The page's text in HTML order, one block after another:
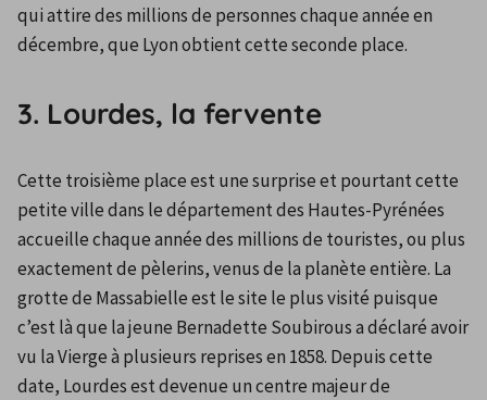
qui attire des millions de personnes chaque année en
décembre, que Lyon obtient cette seconde place.
3. Lourdes, la fervente
Cette troisième place est une surprise et pourtant cette
petite ville dans le département des Hautes-Pyrénées
accueille chaque année des millions de touristes, ou plus
exactement de pèlerins, venus de la planète entière. La
grotte de Massabielle est le site le plus visité puisque
c’est là que la jeune Bernadette Soubirous a déclaré avoir
vu la Vierge à plusieurs reprises en 1858. Depuis cette
date, Lourdes est devenue un centre majeur de